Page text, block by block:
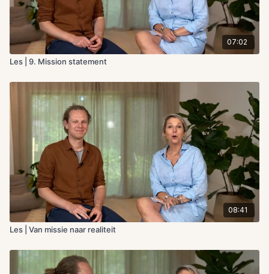
07:02
Les | 9. Mission statement
08:41
Les | Van missie naar realiteit